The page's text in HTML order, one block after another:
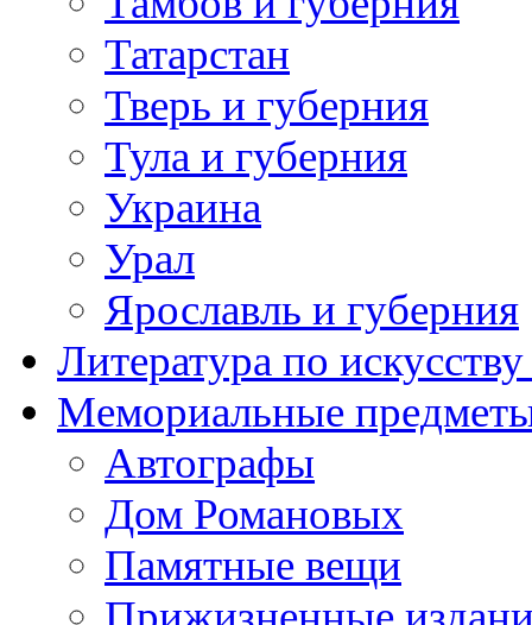
Татарстан
Тверь и губерния
Тула и губерния
Украина
Урал
Ярославль и губерния
Литература по
Мемориальные
Автографы
Дом Романовых
Памятные вещи